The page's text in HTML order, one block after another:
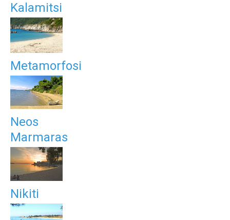
Kalamitsi
Metamorfosi
Neos
Marmaras
Nikiti